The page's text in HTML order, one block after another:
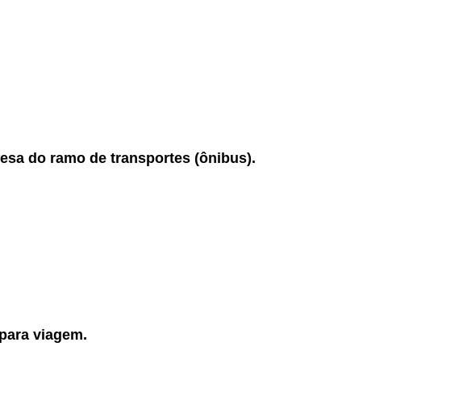
do ramo de transportes (ônibus).
viagem.